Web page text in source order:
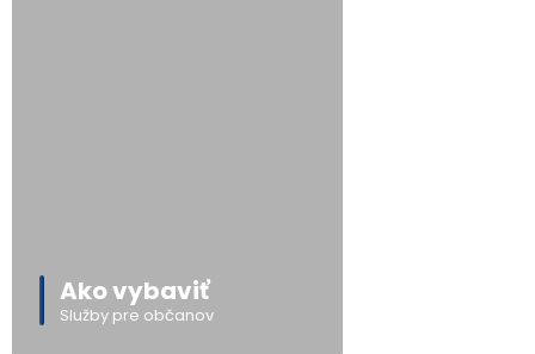
Ako vybaviť
Služby pre občanov